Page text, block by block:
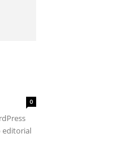
0
editorial